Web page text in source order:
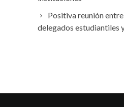
Positiva reunión
delegados estudiantiles